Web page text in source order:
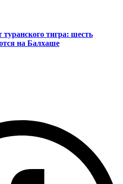
тигра: шесть
на Балхаше